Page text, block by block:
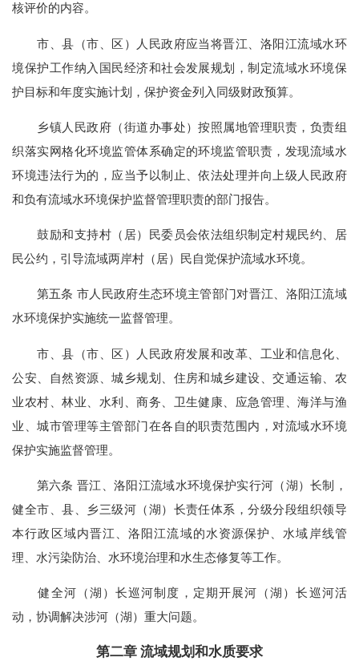
核评价的内容。
市、县（市、区）人民政府应当将晋江、洛阳江流域水环
境保护工作纳入国民经济和社会发展规划，制定流域水环境保
护目标和年度实施计划，保护资金列入同级财政预算。
乡镇人民政府（街道办事处）按照属地管理职责，负责组
织落实网格化环境监管体系确定的环境监管职责，发现流域水
环境违法行为的，应当予以制止、依法处理并向上级人民政府
和负有流域水环境保护监督管理职责的部门报告。
鼓励和支持村（居）民委员会依法组织制定村规民约、居
民公约，引导流域两岸村（居）民自觉保护流域水环境。
第五条 市人民政府生态环境主管部门对晋江、洛阳江流域
水环境保护实施统一监督管理。
市、县（市、区）人民政府发展和改革、工业和信息化、
公安、自然资源、城乡规划、住房和城乡建设、交通运输、农
业农村、林业、水利、商务、卫生健康、应急管理、海洋与渔
业、城市管理等主管部门在各自的职责范围内，对流域水环境
保护实施监督管理。
第六条 晋江、洛阳江流域水环境保护实行河（湖）长制，
健全市、县、乡三级河（湖）长责任体系，分级分段组织领导
本行政区域内晋江、洛阳江流域的水资源保护、水域岸线管
理、水污染防治、水环境治理和水生态修复等工作。
健全河（湖）长巡河制度，定期开展河（湖）长巡河活
动，协调解决涉河（湖）重大问题。
第二章 流域规划和水质要求